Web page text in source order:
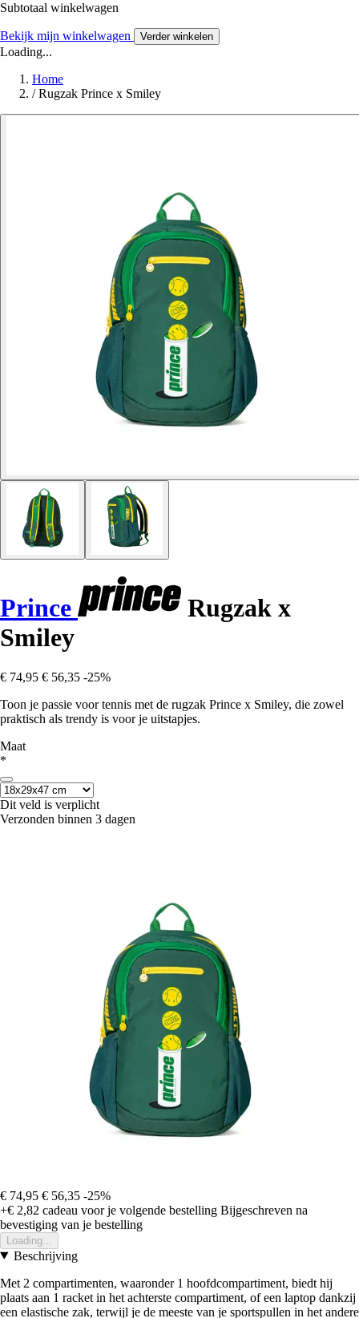
Subtotaal winkelwagen
Bekijk mijn winkelwagen Verder winkelen
Loading...
Home
/ Rugzak Prince x Smiley
Prince
Rugzak x
Smiley
€ 74,95 € 56,35 -25%
Toon je passie voor tennis met de rugzak Prince x Smiley, die zowel
praktisch als trendy is voor je uitstapjes.
Maat
*
Dit veld is verplicht
Verzonden binnen 3 dagen
€ 74,95 € 56,35 -25%
+€ 2,82 cadeau voor je volgende bestelling Bijgeschreven na
bevestiging van je bestelling
Loading...
Beschrijving
Met 2 compartimenten, waaronder 1 hoofdcompartiment, biedt hij
plaats aan 1 racket in het achterste compartiment, of een laptop dankzij
een elastische zak, terwijl je de meeste van je sportspullen in het andere